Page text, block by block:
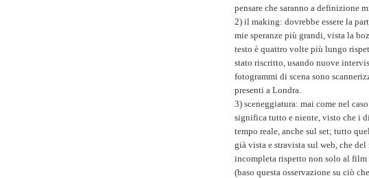
pensare che saranno a definizione
2) il making: dovrebbe essere la
mie speranze più grandi, vista la
testo è quattro volte più lungo
stato riscritto, usando nuove
fotogrammi di scena sono
presenti a Londra.
3) sceneggiatura: mai come nel
significa tutto e niente, visto che i
tempo reale, anche sul set; tutto
già vista e stravista sul web, che
incompleta rispetto non solo al film
(baso questa osservazione su ciò